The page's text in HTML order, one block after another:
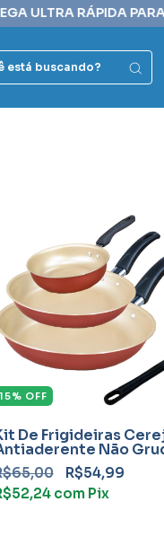
PARA GRANDE
15% OFF
De Frigideiras
Não
TeflonR$54,99
com Pix